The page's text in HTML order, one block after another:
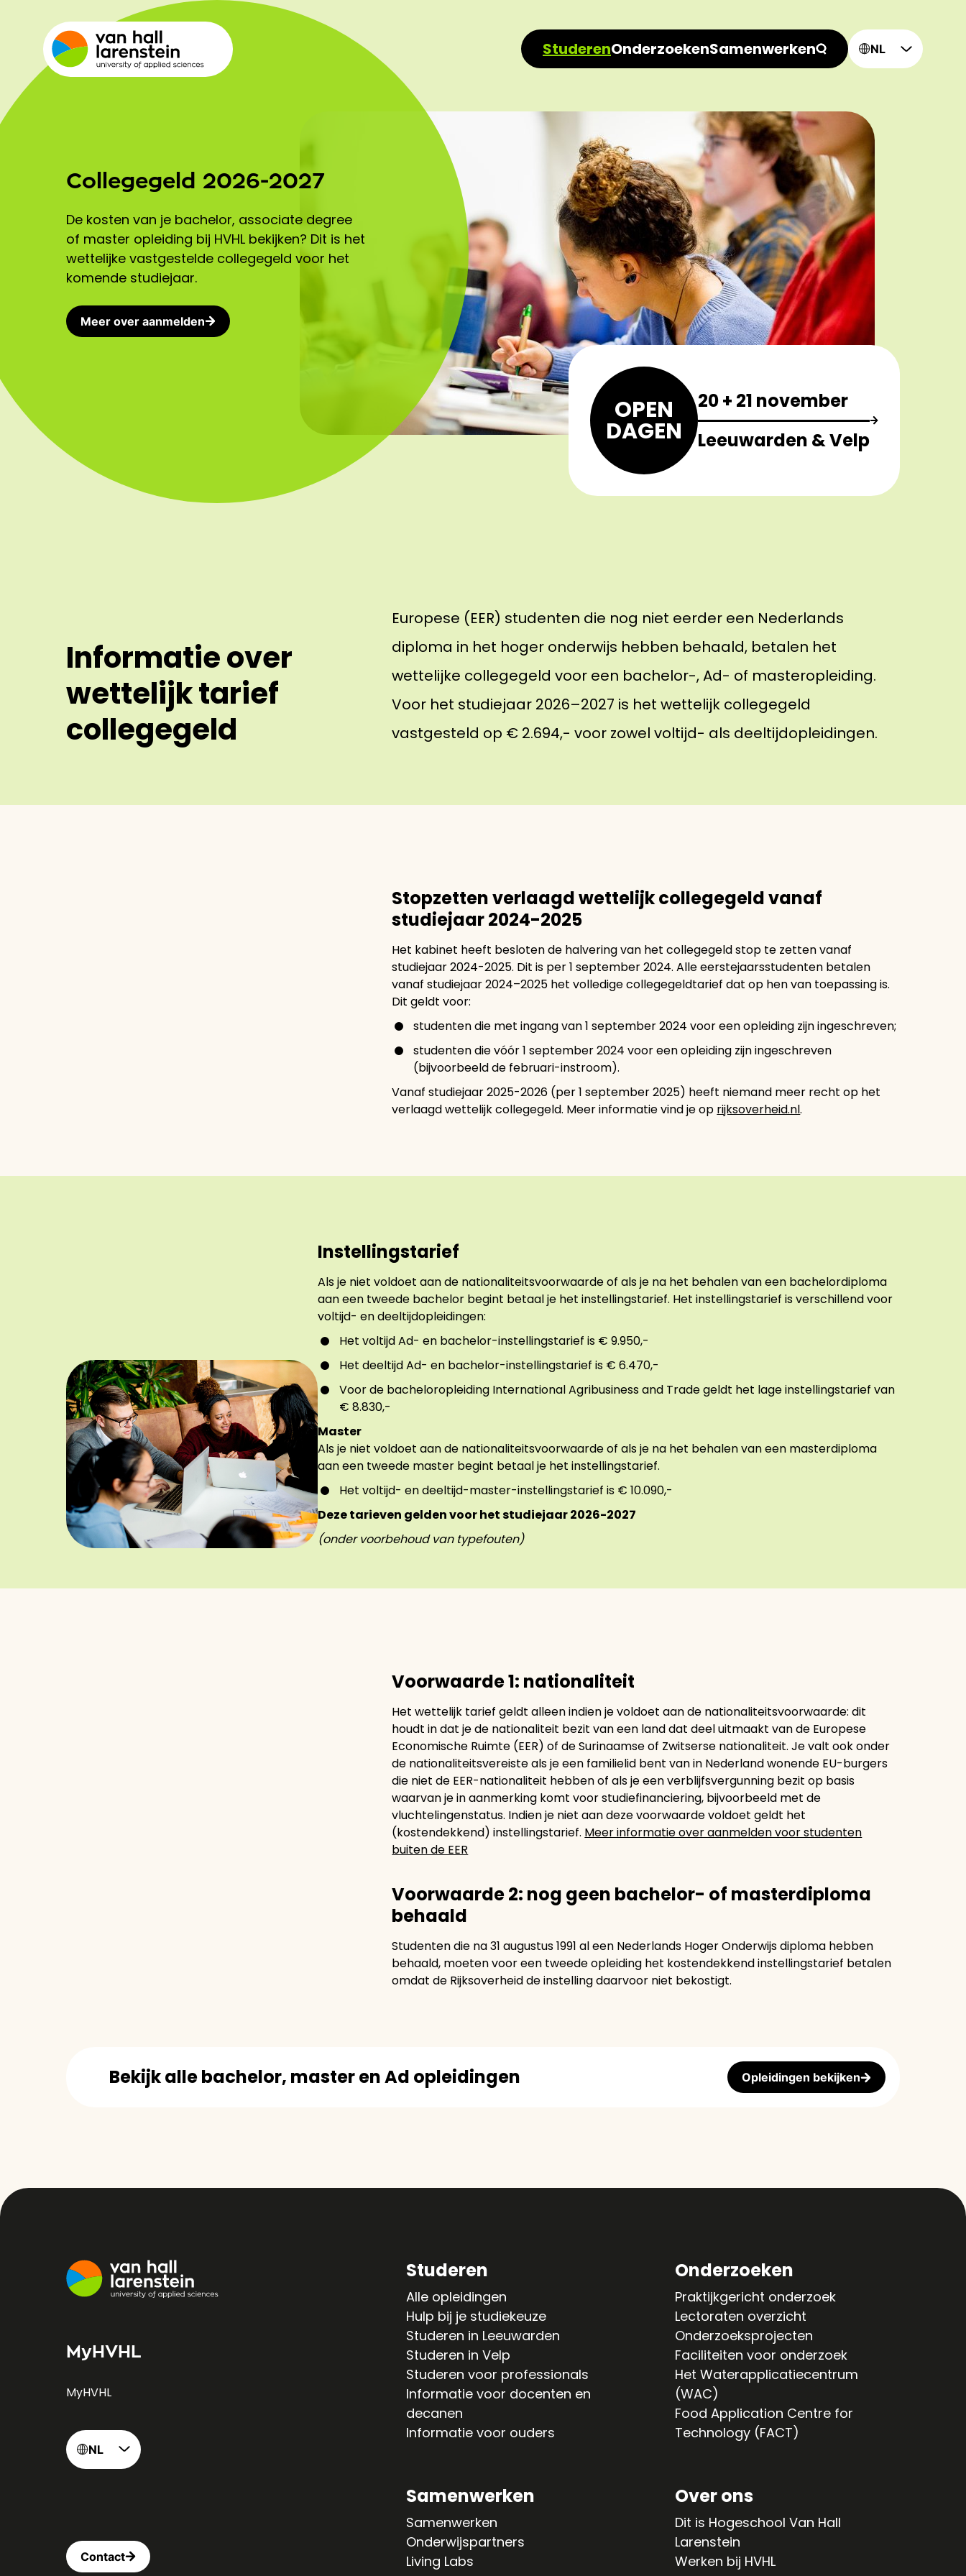
StuderenOnderzoekenSamenwerken NL
Collegegeld 2026-2027
De kosten van je bachelor, associate degree
of master opleiding bij HVHL bekijken? Dit is het
wettelijke vastgestelde collegegeld voor het
komende studiejaar.
Meer over aanmelden
OPEN
DAGEN
20 + 21 november
Leeuwarden & Velp
Informatie over
wettelijk tarief
collegegeld
Europese (EER) studenten die nog niet eerder een Nederlands
diploma in het hoger onderwijs hebben behaald, betalen het
wettelijke collegegeld voor een bachelor-, Ad- of masteropleiding.
Voor het studiejaar 2026–2027 is het wettelijk collegegeld
vastgesteld op € 2.694,- voor zowel voltijd- als deeltijdopleidingen.
Stopzetten verlaagd wettelijk collegegeld vanaf
studiejaar 2024-2025
Het kabinet heeft besloten de halvering van het collegegeld stop te zetten vanaf
studiejaar 2024-2025. Dit is per 1 september 2024. Alle eerstejaarsstudenten betalen
vanaf studiejaar 2024–2025 het volledige collegegeldtarief dat op hen van toepassing is.
Dit geldt voor:
studenten die met ingang van 1 september 2024 voor een opleiding zijn ingeschreven;
studenten die vóór 1 september 2024 voor een opleiding zijn ingeschreven
(bijvoorbeeld de februari-instroom).
Vanaf studiejaar 2025-2026 (per 1 september 2025) heeft niemand meer recht op het
verlaagd wettelijk collegegeld. Meer informatie vind je op rijksoverheid.nl.
Instellingstarief
Als je niet voldoet aan de nationaliteitsvoorwaarde of als je na het behalen van een bachelordiploma
aan een tweede bachelor begint betaal je het instellingstarief. Het instellingstarief is verschillend voor
voltijd- en deeltijdopleidingen:
Het voltijd Ad- en bachelor-instellingstarief is € 9.950,-
Het deeltijd Ad- en bachelor-instellingstarief is € 6.470,-
Voor de bacheloropleiding International Agribusiness and Trade geldt het lage instellingstarief van
€ 8.830,-
Master
Als je niet voldoet aan de nationaliteitsvoorwaarde of als je na het behalen van een masterdiploma
aan een tweede master begint betaal je het instellingstarief.
Het voltijd- en deeltijd-master-instellingstarief is € 10.090,-
Deze tarieven gelden voor het studiejaar 2026-2027
(onder voorbehoud van typefouten)
Voorwaarde 1: nationaliteit
Het wettelijk tarief geldt alleen indien je voldoet aan de nationaliteitsvoorwaarde: dit
houdt in dat je de nationaliteit bezit van een land dat deel uitmaakt van de Europese
Economische Ruimte (EER) of de Surinaamse of Zwitserse nationaliteit. Je valt ook onder
de nationaliteitsvereiste als je een familielid bent van in Nederland wonende EU-burgers
die niet de EER-nationaliteit hebben of als je een verblijfsvergunning bezit op basis
waarvan je in aanmerking komt voor studiefinanciering, bijvoorbeeld met de
vluchtelingenstatus. Indien je niet aan deze voorwaarde voldoet geldt het
(kostendekkend) instellingstarief. Meer informatie over aanmelden voor studenten
buiten de EER
Voorwaarde 2: nog geen bachelor- of masterdiploma
behaald
Studenten die na 31 augustus 1991 al een Nederlands Hoger Onderwijs diploma hebben
behaald, moeten voor een tweede opleiding het kostendekkend instellingstarief betalen
omdat de Rijksoverheid de instelling daarvoor niet bekostigt.
Bekijk alle bachelor, master en Ad opleidingen Opleidingen bekijken
MyHVHL
MyHVHL
NL
Contact
Studeren
Alle opleidingen
Hulp bij je studiekeuze
Studeren in Leeuwarden
Studeren in Velp
Studeren voor professionals
Informatie voor docenten en
decanen
Informatie voor ouders
Onderzoeken
Praktijkgericht onderzoek
Lectoraten overzicht
Onderzoeksprojecten
Faciliteiten voor onderzoek
Het Waterapplicatiecentrum
(WAC)
Food Application Centre for
Technology (FACT)
Samenwerken
Samenwerken
Onderwijspartners
Living Labs
Over ons
Dit is Hogeschool Van Hall
Larenstein
Werken bij HVHL